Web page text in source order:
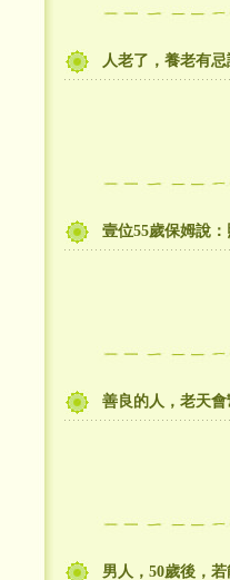
人老了，養老有
壹位55歲保姆說
善良的人，老天
男人，50歲後，